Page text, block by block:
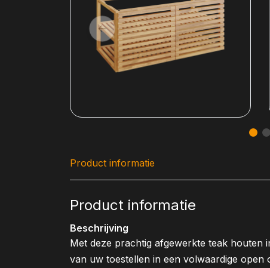
Product informatie
Product informatie
Beschrijving
Met deze prachtig afgewerkte teak houten
van uw toestellen in een volwaardige